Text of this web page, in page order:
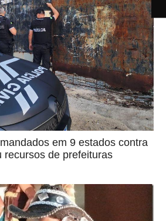
em 9 estados contra
recursos de prefeituras